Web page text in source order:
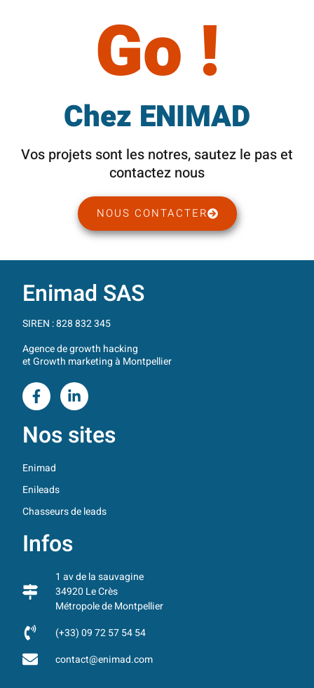
Go !
Chez ENIMAD
Vos projets sont les notres, sautez le pas et
contactez nous
NOUS CONTACTER
Enimad SAS
SIREN : 828 832 345
Agence de growth hacking
et Growth marketing à Montpellier
Nos sites
Enimad
Enileads
Chasseurs de leads
Infos
1 av de la sauvagine
34920 Le Crès
Métropole de Montpellier
(+33) 09 72 57 54 54
contact@enimad.com